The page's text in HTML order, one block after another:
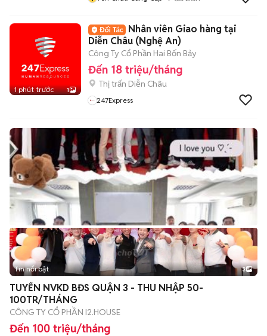
1 phút trước 1
Nhân viên Giao hàng tại
Diễn Châu (Nghệ An)
Công Ty Cổ Phần Hai Bốn Bảy
Đến 18 triệu/tháng
Thị trấn Diễn Châu
247Express
Tin nổi bật 3
TUYỂN NVKD BĐS QUẬN 3 - THU NHẬP 50-
100TR/THÁNG
CÔNG TY CỔ PHẦN I2.HOUSE
Đến 100 triệu/tháng